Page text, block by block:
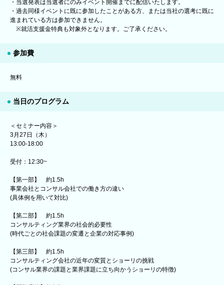
・当選発表は当選者にのみイベント開催までに配信いたします。
・過去同様イベントに既に参加したことがある方、または当社の選考に既に
進まれている方は参加できません。
※就活支援金特典も対象外となります。ご了承ください。
参加費
無料
当日のプログラム
＜セミナー内容＞
3月27日（木）
13:00-18:00
受付：12:30~
【第一部】 約1.5h
事業会社とコンサル会社での働き方の違い
(具体例を用いて対比)
【第二部】 約1.5h
コンサルティング業界の社会的必要性
(時代ごとの社会課題の変遷と企業の対応事例)
【第三部】 約1.5h
コンサルティング会社の近年の変質とショーリの挑戦
(コンサル業界の課題と業界課題に立ち向かうショーリの特徴)